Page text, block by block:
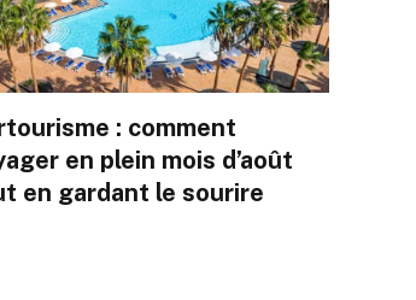
: comment
en plein mois d’août
en gardant le sourire